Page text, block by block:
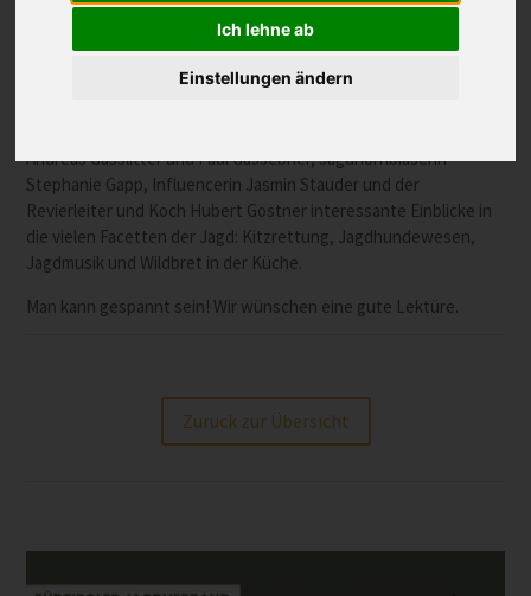
Ich lehne ab
Einstellungen ändern
Die Sonderbeilage in der kommenden Samstagsausgabe der
Dolomitenvom 29. Oktober widmet sich dem
Andreas Gasslitter und Paul Gassebner, Jagdhornbläserin
Stephanie Gapp, Influencerin Jasmin Stauder und der
Revierleiter und Koch Hubert Gostner interessante Einblicke in
die vielen Facetten der Jagd: Kitzrettung, Jagdhundewesen,
Jagdmusik und Wildbret in der Küche.
Man kann gespannt sein! Wir wünschen eine gute Lektüre.
Zurück zur Übersicht